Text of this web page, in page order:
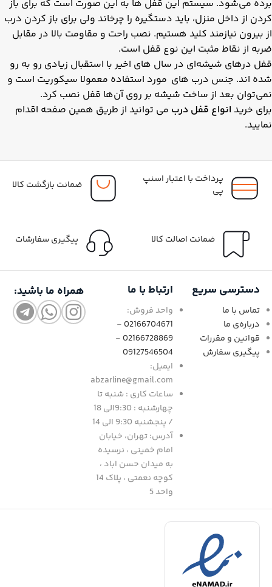
برده می‌شود. سیستم این قفل ها به این صورت است که برای باز
کردن از داخل منزل، باید دستگیره را چرخاند ولی برای باز کردن درب
از بیرون نیازمند کلید هستیم. نصب راحت و مقاومت بالا در مقابل
ضربه‌ از نقاط مثبت این نوع قفل است.
قفل درهای شیشه‌ای در سال های اخیر با استقبال زیادی رو به رو
شده اند. جنس درب های مورد استفاده معمولا سیکوریت است و
نمی‌توان بعد از ساخت شیشه بر روی آن‌ها قفل نصب کرد.
برای خرید انواع قفل درب می توانید از طریق همین صفحه اقدام
نمایید.
پرداخت با اعتبار اسنپ
پی
ضمانت بازگشت کالا
ضمانت اصالت کالا پیگیری سفارشات
دسترسی سریع
تماس با ما
درباره‌ی ما
قوانین و مقررات
پیگیری سفارش
ارتباط با ما
واحد فروش:
02166704671
-
02166728869
-
09127546504
ایمیل:
abzarline@gmail.com
ساعات کاری : شنبه تا
چهارشنبه : 9:30الی 18
/ پنجشنبه 9:30 الی 14
آدرس: تهران، خیابان
امام خمینی ، نرسیده
به میدان حسن اباد ،
کوچه نعمتی ، پلاک 14
واحد 5
همراه ما باشید: